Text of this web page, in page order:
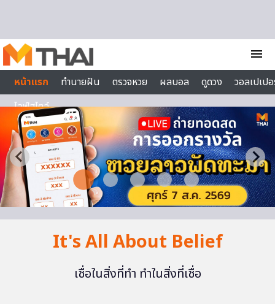
menu
หน้าแรก
ทำนายฝัน ตรวจหวย ผลบอล ดูดวง
วอลเปเป
ไลฟ์สไตล์
It's All About Belief
เชื่อในสิ่งที่ทำ ทำในสิ่งที่เชื่อ